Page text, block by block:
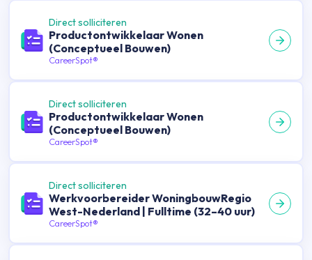
Direct solliciteren
Productontwikkelaar Wonen
(Conceptueel Bouwen)
CareerSpot®
Direct solliciteren
Productontwikkelaar Wonen
(Conceptueel Bouwen)
CareerSpot®
Direct solliciteren
Werkvoorbereider WoningbouwRegio
West-Nederland | Fulltime (32–40 uur)
CareerSpot®